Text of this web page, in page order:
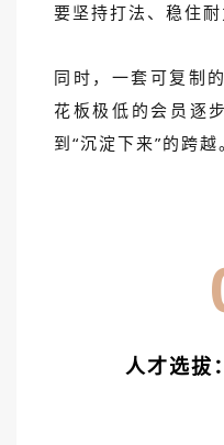
要坚持打法、稳住耐
同时，一套可复制
花板极低的会员逐
到“沉淀下来”的跨越
人才选拔